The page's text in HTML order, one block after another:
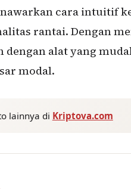
cara intuitif
rantai. Dengan
dengan alat yang
modal.
lainnya di Kriptova.com